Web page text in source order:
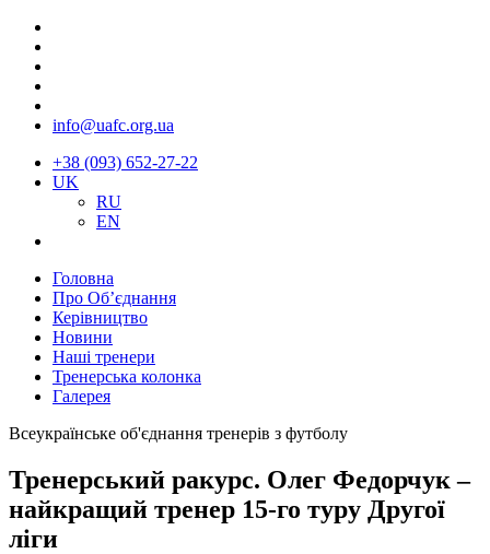
info@uafc.org.ua
+38 (093) 652-27-22
UK
RU
EN
Головна
Про Об’єднання
Керівництво
Новини
Наші тренери
Тренерська колонка
Галерея
Всеукраїнське об'єднання тренерів з футболу
Тренерський ракурс. Олег Федорчук –
найкращий тренер 15-го туру Другої
ліги